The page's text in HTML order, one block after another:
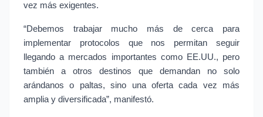
vez más exigentes.
“Debemos trabajar mucho más de cerca para
implementar protocolos que nos permitan seguir
llegando a mercados importantes como EE.UU., pero
también a otros destinos que demandan no solo
arándanos o paltas, sino una oferta cada vez más
amplia y diversificada”, manifestó.